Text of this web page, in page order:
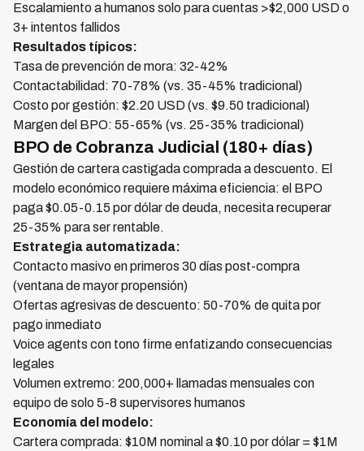
Escalamiento a humanos solo para cuentas >$2,000 USD o
3+ intentos fallidos
Resultados típicos:
Tasa de prevención de mora: 32-42%
Contactabilidad: 70-78% (vs. 35-45% tradicional)
Costo por gestión: $2.20 USD (vs. $9.50 tradicional)
Margen del BPO: 55-65% (vs. 25-35% tradicional)
BPO de Cobranza Judicial (180+ días)
Gestión de cartera castigada comprada a descuento. El
modelo económico requiere máxima eficiencia: el BPO
paga $0.05-0.15 por dólar de deuda, necesita recuperar
25-35% para ser rentable.
Estrategia automatizada:
Contacto masivo en primeros 30 días post-compra
(ventana de mayor propensión)
Ofertas agresivas de descuento: 50-70% de quita por
pago inmediato
Voice agents con tono firme enfatizando consecuencias
legales
Volumen extremo: 200,000+ llamadas mensuales con
equipo de solo 5-8 supervisores humanos
Economía del modelo:
Cartera comprada: $10M nominal a $0.10 por dólar = $1M